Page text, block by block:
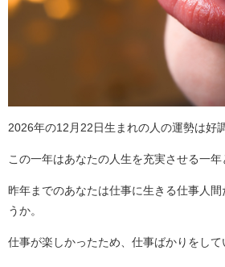
2026年の12月22日生まれの人の運勢は好
この一年はあなたの人生を充実させる一年
昨年までのあなたは仕事に生きる仕事人
うか。
仕事が楽しかったため、仕事ばかりをして